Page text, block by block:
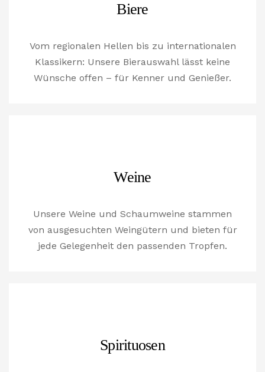
Biere
Vom regionalen Hellen bis zu internationalen
Klassikern: Unsere Bierauswahl lässt keine
Wünsche offen – für Kenner und Genießer.
Weine
Unsere Weine und Schaumweine stammen
von ausgesuchten Weingütern und bieten für
jede Gelegenheit den passenden Tropfen.
Spirituosen